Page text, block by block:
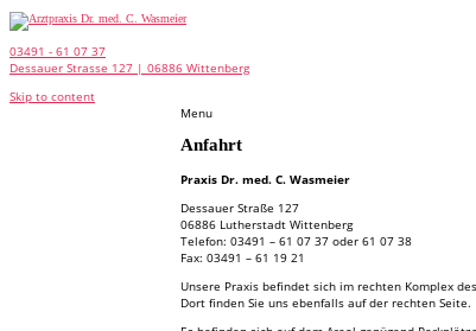
03491 - 61 07 37
Dessauer Strasse 127 | 06886 Wittenberg
Skip to content
Menu
Anfahrt
Praxis Dr. med. C. Wasmeier
Dessauer Straße 127
06886 Lutherstadt Wittenberg
Telefon: 03491 – 61 07 37 oder 61 07 38
Fax: 03491 – 61 19 21
Unsere Praxis befindet sich im rechten Komplex
Dort finden Sie uns ebenfalls auf der rechten Seite.